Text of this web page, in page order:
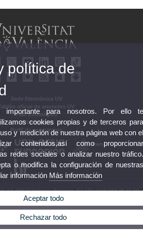
Sede Electrónica UV
oficial de anuncios UV
Plan Estratégico
UVintegridad
Perfil de contratante
13. 46010 València. Espanya. Tel. UV: (+34) 963 86 41 00
Política privacidad| Cookies
política de
importante para nosotros. Por ello
cookies propias y de terceros
y medición de nuestra página web con
contenidos,así como
redes sociales o analizar nuestro
o modifica la configuración de
información Más información
Aceptar todo
Rechazar todo